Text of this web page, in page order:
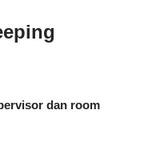
dan room